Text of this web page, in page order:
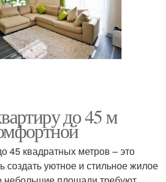
до 45 м
45 квадратных метров – это
создать уютное и стильное жилое